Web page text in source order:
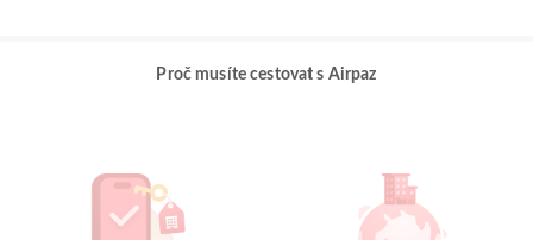
Proč musíte cestovat s Airpaz